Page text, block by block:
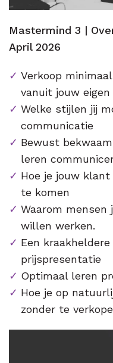
Mastermind 3 |
April 2026
Verkoop
vanuit jouw
Welke stijlen jij
communicatie
Bewust
leren
Hoe je jouw
te komen
Waarom
willen werken.
Een
prijspresentatie
Optimaal leren
Hoe je op
zonder te